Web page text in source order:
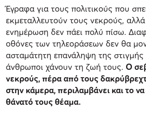
Έγραφα για τους πολιτικούς που
εκμεταλλευτούν τους νεκρούς,
ενημέρωση δεν πάει πολύ πίσω.
οθόνες των τηλεοράσεων δεν θα
ασταμάτητη επανάληψη της
άνθρωποι χάνουν τη ζωή τους. Ο
νεκρούς, πέρα από τους
στην κάμερα, περιλαμβάνει και το
θάνατό τους θέαμα.